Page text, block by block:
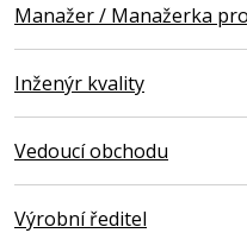
Manažer / Manažerka
Inženýr kvality
Vedoucí obchodu
Výrobní ředitel